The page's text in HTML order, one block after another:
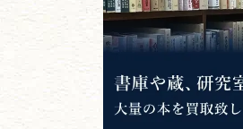
神道・神社仏閣
イスラム教
キリスト教